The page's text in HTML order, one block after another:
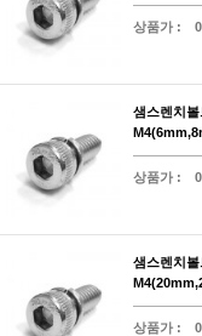
상품가 :
샘스렌치
상품가 :
샘스렌치
상품가 :